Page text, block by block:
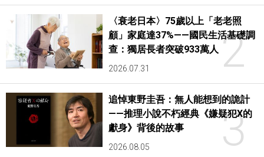
2
〈衰老日本〉75歲以上「老老照
顧」家庭達37%——國民生活基礎調
查：獨居長者突破933萬人
2026.07.31
3
追悼東野圭吾：無人能想到的詭計
——推理小說不朽經典《嫌疑犯X的
獻身》背後的故事
2026.08.05